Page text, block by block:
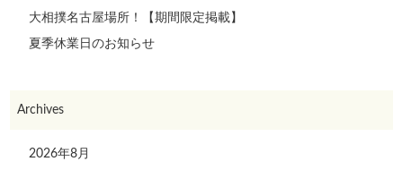
大相撲名古屋場所！【期間限定掲載】
夏季休業日のお知らせ
Archives
2026年8月